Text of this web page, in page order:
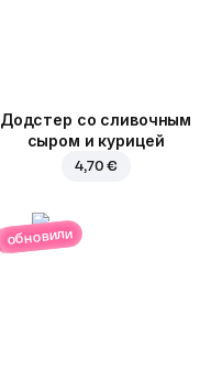
Додстер со сливочным
сыром и курицей
4,70 €
обновили